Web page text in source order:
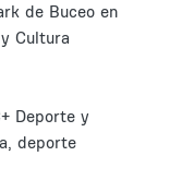
de Buceo en
Cultura
Deporte y
deporte